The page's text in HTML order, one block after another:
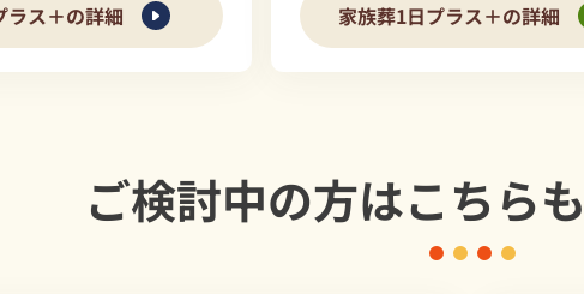
ラス＋の詳細 家族葬1日プラス＋の詳細
ご検討中の方はこちら